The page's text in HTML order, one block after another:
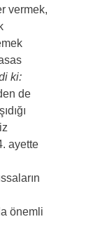
vermek,
ki:
de
ayette
önemli